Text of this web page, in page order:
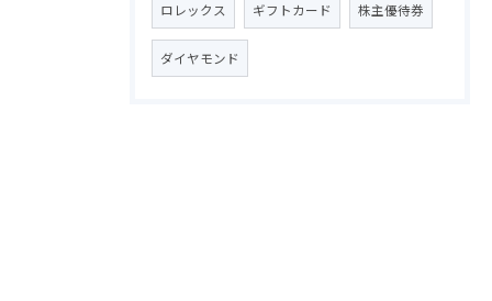
ロレックス ギフトカード 株主優待券
ダイヤモンド